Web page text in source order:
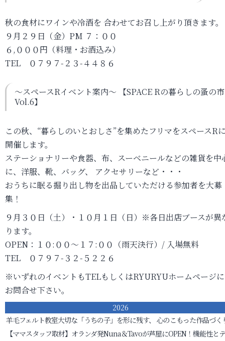
秋の食材にワインや冷酒を 合わせてお召し上がり頂きます。
９月２９日（金）PM ７：００
６,０００円（料理・お酒込み）
TEL ０７９７-２３-４４８６
～スペースRイベント案内～ 【SPACE Rの暮らしの蚤の市
Vol.6】
この秋、“暮らしのいとおしさ”を集めたフリマをスペースR
開催します。
ステーショナリーや食器、布、スーベニールなどの雑貨を中
に、洋服、靴、バッグ、 アクセサリーなど・・・
おうちに眠る掘り出し物を出品していただける参加者を大募
集！
９月３０日（土）・１０月１日（日）※各日出店ブースが異
ります。
OPEN：１０:００～１７:００（雨天決行）/ 入場無料
TEL ０７９７-３２-５２２６
※いずれのイベントもTELもしくはRYURYUホームページ
お問合せ下さい。
2026
羊毛フェルト教室大切な「うちの子」を形に残す、 心のこもった作品づく
【ママスタッフ取材】オランダ発Nuna＆Tavoが芦屋にOPEN！機能性と